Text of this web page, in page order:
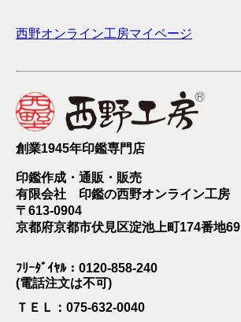
西野オンライン工房マイページ
創業1945年印鑑専門店
印鑑作成・通販・販売
有限会社 印鑑の西野オンライン工房
〒613-0904
京都府京都市伏見区淀池上町174番地69
ﾌﾘｰﾀﾞｲﾔﾙ：0120-858-240
(電話注文は不可)
ＴＥＬ：075-632-0040